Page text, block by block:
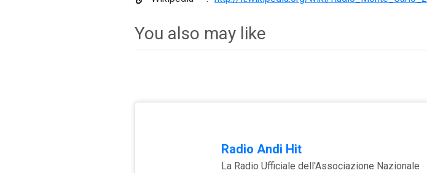
You also may like
Radio Andi Hit
La Radio Ufficiale dell'Associazione Nazionale